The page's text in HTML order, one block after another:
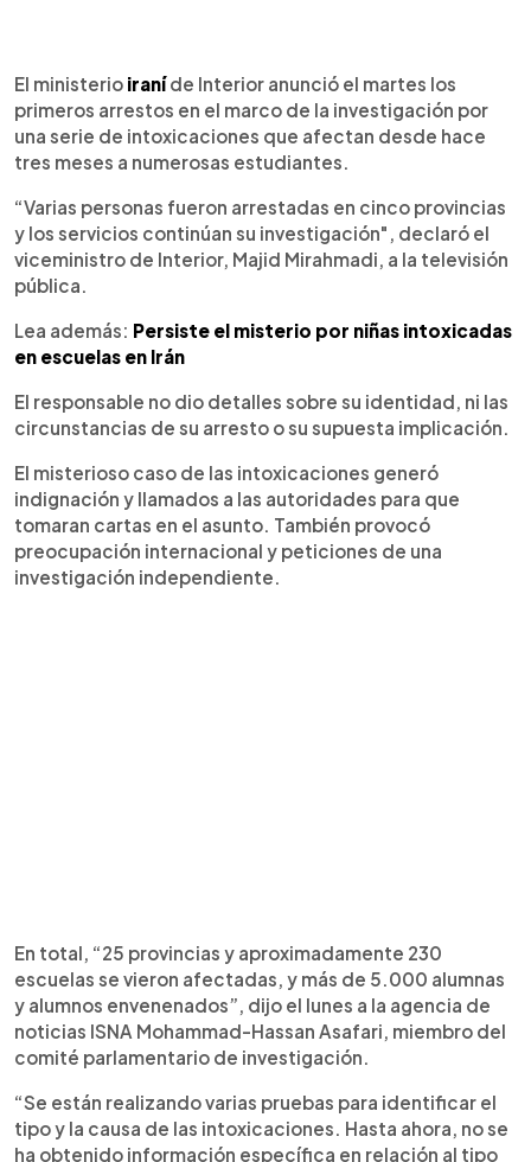
► Escuchar artículo
El ministerio iraníde Interior anunció el martes los
primeros arrestos en el marco de la investigación por
una serie de intoxicaciones que afectan desde hace
tres meses a numerosas estudiantes.
“Varias personas fueron arrestadas en cinco provincias
y los servicios continúan su investigación", declaró el
viceministro de Interior, Majid Mirahmadi, a la televisión
pública.
Lea además: Persiste el misterio por niñas intoxicadas
en escuelas en Irán
El responsable no dio detalles sobre su identidad, ni las
circunstancias de su arresto o su supuesta implicación.
El misterioso caso de las intoxicaciones generó
indignación y llamados a las autoridades para que
tomaran cartas en el asunto. También provocó
preocupación internacional y peticiones de una
investigación independiente.
En total, “25 provincias y aproximadamente 230
escuelas se vieron afectadas, y más de 5.000 alumnas
y alumnos envenenados”, dijo el lunes a la agencia de
noticias ISNA Mohammad-Hassan Asafari, miembro del
comité parlamentario de investigación.
“Se están realizando varias pruebas para identificar el
tipo y la causa de las intoxicaciones. Hasta ahora, no se
ha obtenido información específica en relación al tipo